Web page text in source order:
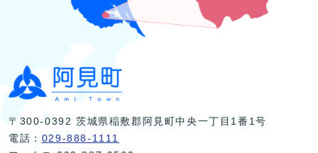
〒300-0392 茨城県稲敷郡阿見町中央一丁目1番1号
電話： 029-888-1111